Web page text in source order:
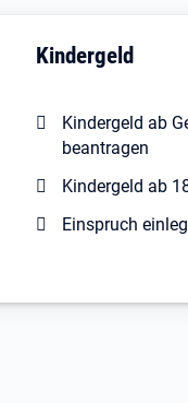
Kindergeld
Kindergeld ab
beantragen
Kindergeld ab
Einspruch